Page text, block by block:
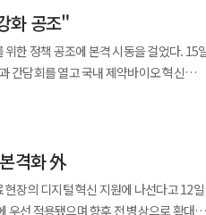
를 지속적으로 발굴해 글로벌 콘텐츠
참여가 활발했고, 올해 신설한
망 작가들이 데뷔하고 성장할 수 있도록
가치를 확장할 수 있도록 적극
확대
산하 AI위원회로 확대 개편됐다.
함께 움직이는 플랫폼으로 위상이 커진
로벌 고객 확보까지 지원하는 구조로
리벨리온 같은 국내 AI 반도체 기업을
술 종속을 피하려면 개별 기업의
공동개발을 위한 비즈니스 미팅을
의약품 CMO를 아우르는 ‘개발-생산’
. 현장에는 오윤석
요 경영진이 직접 참여해 고객사 및 잠재
약 파이프라인과 바이오시밀러 사업을
도를 낼 방침이다. 특히 주요 파이프라인의
연구 단계부터 임상 단계까지 유망 자산
화 공조"
정책 공조에 본격 시동을 걸었다. 15일
간담회를 열고 국내 제약바이오 혁신
이후 업계와의 첫 공식 소통 자리로 현장
반에 걸친 정책 과제를 제시했다. 특히
안정 공급 체계 구축 필요성이 강조됐다.
쟁력 확보 방안도 주요 의제로 논의됐다.
격화 外
장의 디지털 혁신 지원에 나선다고 12일